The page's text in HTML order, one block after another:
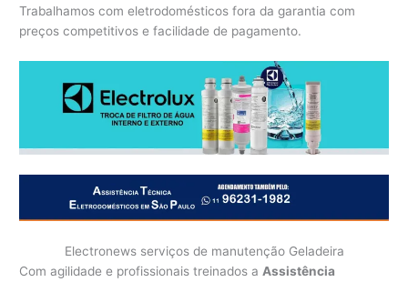
Trabalhamos com eletrodomésticos fora da garantia com
preços competitivos e facilidade de pagamento.
Electronews serviços de manutenção Geladeira
Com agilidade e profissionais treinados a Assistência